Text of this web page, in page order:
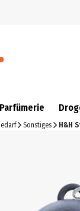
Parfümerie
Sonstiges H&H